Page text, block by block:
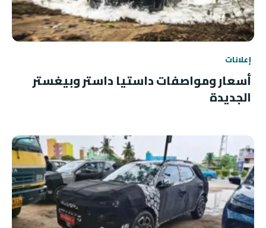
إعلانات
أسعار ومواصفات داستيا داستر وبيغستر
الجديدة